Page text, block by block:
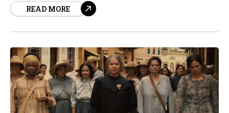
arquitectónico, sino también un símbolo de fe y
READ MORE